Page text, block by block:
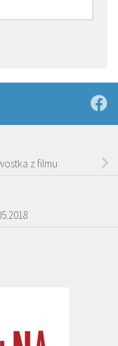
z filmu